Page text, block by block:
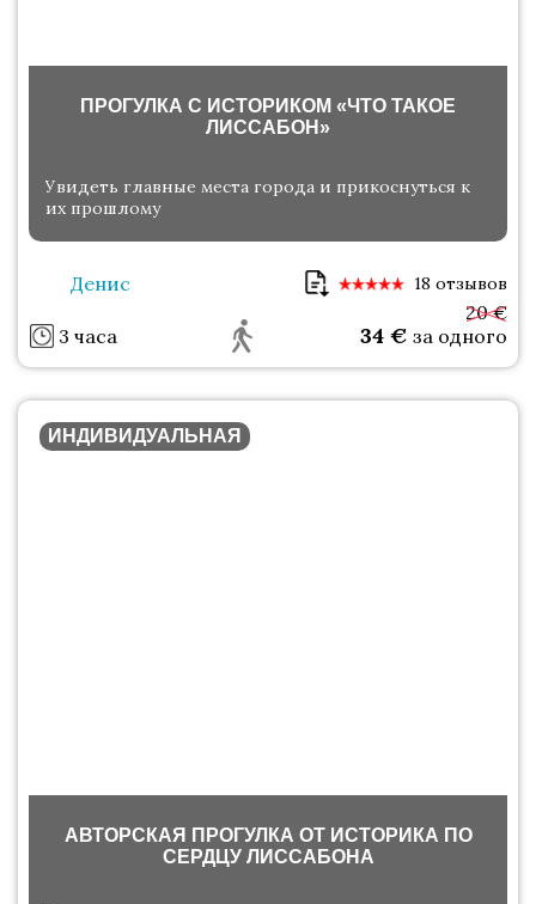
ПРОГУЛКА С ИСТОРИКОМ «ЧТО ТАКОЕ
ЛИССАБОН»
Увидеть главные места города и прикоснуться к
их прошлому
Денис 18 отзывов
3 часа 34 € за одного
20 €
ИНДИВИДУАЛЬНАЯ
АВТОРСКАЯ ПРОГУЛКА ОТ ИСТОРИКА ПО
СЕРДЦУ ЛИССАБОНА